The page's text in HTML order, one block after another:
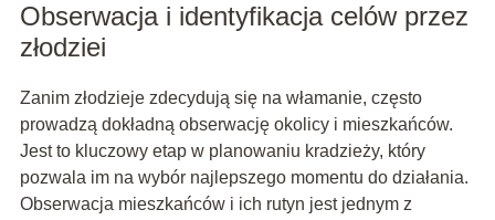
Obserwacja i identyfikacja celów przez
złodziei
Zanim złodzieje zdecydują się na włamanie, często
prowadzą dokładną obserwację okolicy i mieszkańców.
Jest to kluczowy etap w planowaniu kradzieży, który
pozwala im na wybór najlepszego momentu do działania.
Obserwacja mieszkańców i ich rutyn jest jednym z